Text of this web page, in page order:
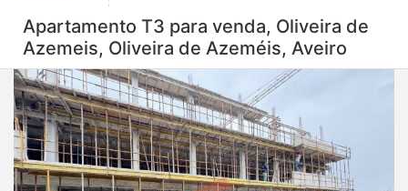
Apartamento T3 para venda, Oliveira de
Azemeis, Oliveira de Azeméis, Aveiro